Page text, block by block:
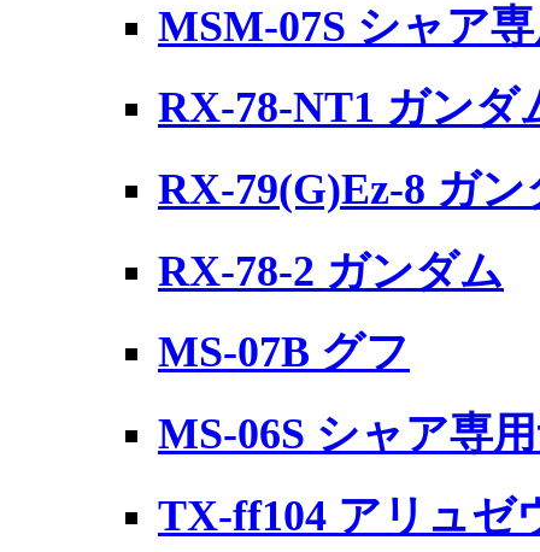
MSM-07S シャア
RX-78-NT1 ガンダ
RX-79(G)Ez-8 ガ
RX-78-2 ガンダム
MS-07B グフ
MS-06S シャア専
TX-ff104 アリュゼ